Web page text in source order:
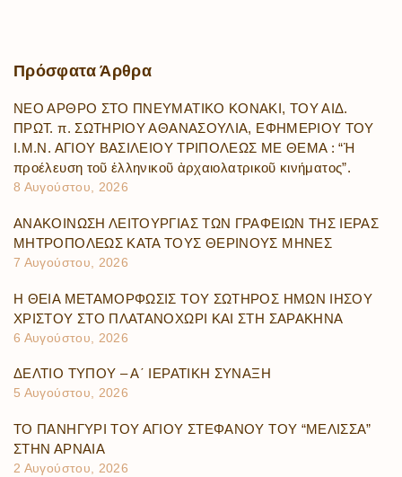
Πρόσφατα Άρθρα
ΝΕΟ ΑΡΘΡΟ ΣΤΟ ΠΝΕΥΜΑΤΙΚΟ ΚΟΝΑΚΙ, ΤΟΥ ΑΙΔ.
ΠΡΩΤ. π. ΣΩΤΗΡΙΟΥ ΑΘΑΝΑΣΟΥΛΙΑ, ΕΦΗΜΕΡΙΟΥ ΤΟΥ
Ι.Μ.Ν. ΑΓΙΟΥ ΒΑΣΙΛΕΙΟΥ ΤΡΙΠΟΛΕΩΣ ΜΕ ΘΕΜΑ : “Ἡ
προέλευση τοῦ ἑλληνικοῦ ἀρχαιολατρικοῦ κινήματος”.
8 Αυγούστου, 2026
ΑΝΑΚΟΙΝΩΣΗ ΛΕΙΤΟΥΡΓΙΑΣ ΤΩΝ ΓΡΑΦΕΙΩΝ ΤΗΣ ΙΕΡΑΣ
ΜΗΤΡΟΠΟΛΕΩΣ ΚΑΤΑ ΤΟΥΣ ΘΕΡΙΝΟΥΣ ΜΗΝΕΣ
7 Αυγούστου, 2026
Η ΘΕΙΑ ΜΕΤΑΜΟΡΦΩΣΙΣ ΤΟΥ ΣΩΤΗΡΟΣ ΗΜΩΝ ΙΗΣΟΥ
ΧΡΙΣΤΟΥ ΣΤΟ ΠΛΑΤΑΝΟΧΩΡΙ ΚΑΙ ΣΤΗ ΣΑΡΑΚΗΝΑ
6 Αυγούστου, 2026
ΔΕΛΤΙΟ ΤΥΠΟΥ – Α΄ ΙΕΡΑΤΙΚΗ ΣΥΝΑΞΗ
5 Αυγούστου, 2026
ΤΟ ΠΑΝΗΓΥΡΙ ΤΟΥ ΑΓΙΟΥ ΣΤΕΦΑΝΟΥ ΤΟΥ “ΜΕΛΙΣΣΑ”
ΣΤΗΝ ΑΡΝΑΙΑ
2 Αυγούστου, 2026